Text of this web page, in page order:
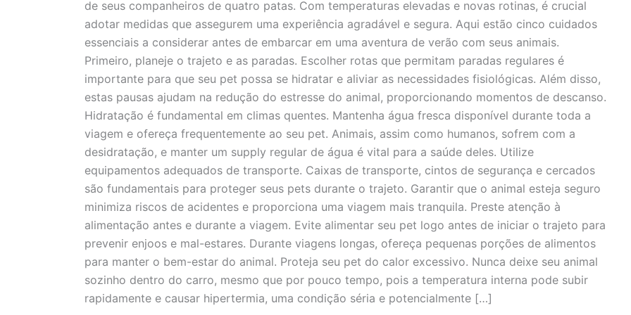
de seus companheiros de quatro patas. Com temperaturas elevadas e novas rotinas, é crucial
adotar medidas que assegurem uma experiência agradável e segura. Aqui estão cinco cuidados
essenciais a considerar antes de embarcar em uma aventura de verão com seus animais.
Primeiro, planeje o trajeto e as paradas. Escolher rotas que permitam paradas regulares é
importante para que seu pet possa se hidratar e aliviar as necessidades fisiológicas. Além disso,
estas pausas ajudam na redução do estresse do animal, proporcionando momentos de descanso.
Hidratação é fundamental em climas quentes. Mantenha água fresca disponível durante toda a
viagem e ofereça frequentemente ao seu pet. Animais, assim como humanos, sofrem com a
desidratação, e manter um supply regular de água é vital para a saúde deles. Utilize
equipamentos adequados de transporte. Caixas de transporte, cintos de segurança e cercados
são fundamentais para proteger seus pets durante o trajeto. Garantir que o animal esteja seguro
minimiza riscos de acidentes e proporciona uma viagem mais tranquila. Preste atenção à
alimentação antes e durante a viagem. Evite alimentar seu pet logo antes de iniciar o trajeto para
prevenir enjoos e mal-estares. Durante viagens longas, ofereça pequenas porções de alimentos
para manter o bem-estar do animal. Proteja seu pet do calor excessivo. Nunca deixe seu animal
sozinho dentro do carro, mesmo que por pouco tempo, pois a temperatura interna pode subir
rapidamente e causar hipertermia, uma condição séria e potencialmente […]